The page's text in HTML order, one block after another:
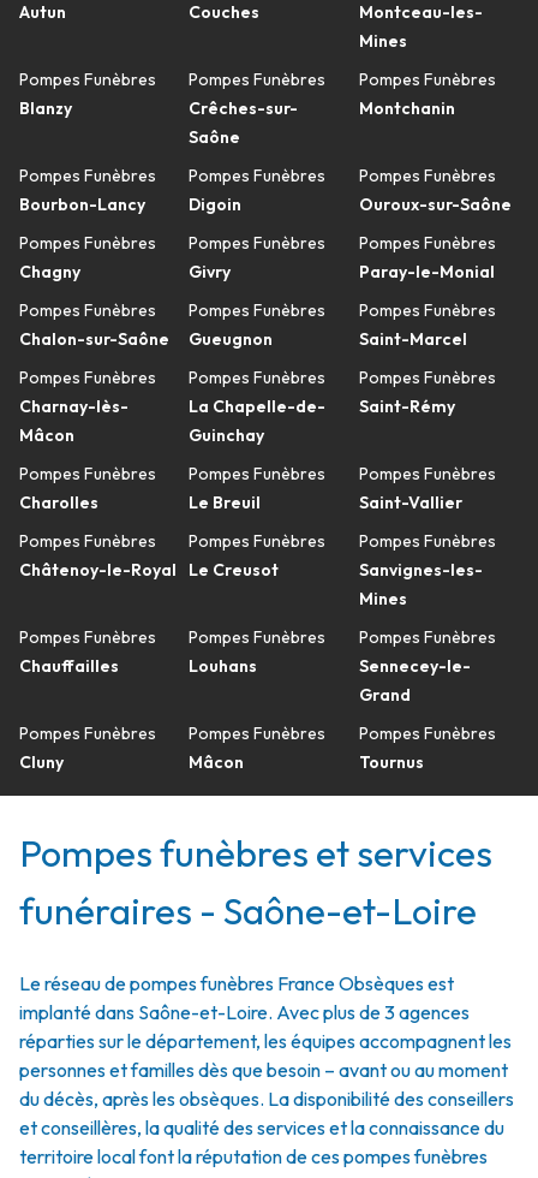
Autun
Pompes Funèbres
Blanzy
Pompes Funèbres
Bourbon-Lancy
Pompes Funèbres
Chagny
Pompes Funèbres
Chalon-sur-Saône
Pompes Funèbres
Charnay-lès-
Mâcon
Pompes Funèbres
Charolles
Pompes Funèbres
Châtenoy-le-Royal
Pompes Funèbres
Chauffailles
Pompes Funèbres
Cluny
Couches
Pompes Funèbres
Crêches-sur-
Saône
Pompes Funèbres
Digoin
Pompes Funèbres
Givry
Pompes Funèbres
Gueugnon
Pompes Funèbres
La Chapelle-de-
Guinchay
Pompes Funèbres
Le Breuil
Pompes Funèbres
Le Creusot
Pompes Funèbres
Louhans
Pompes Funèbres
Mâcon
Montceau-les-
Mines
Pompes Funèbres
Montchanin
Pompes Funèbres
Ouroux-sur-Saône
Pompes Funèbres
Paray-le-Monial
Pompes Funèbres
Saint-Marcel
Pompes Funèbres
Saint-Rémy
Pompes Funèbres
Saint-Vallier
Pompes Funèbres
Sanvignes-les-
Mines
Pompes Funèbres
Sennecey-le-
Grand
Pompes Funèbres
Tournus
Pompes funèbres et services
funéraires - Saône-et-Loire
Le réseau de pompes funèbres France Obsèques est
implanté dans Saône-et-Loire. Avec plus de 3 agences
réparties sur le département, les équipes accompagnent les
personnes et familles dès que besoin – avant ou au moment
du décès, après les obsèques. La disponibilité des conseillers
et conseillères, la qualité des services et la connaissance du
territoire local font la réputation de ces pompes funèbres